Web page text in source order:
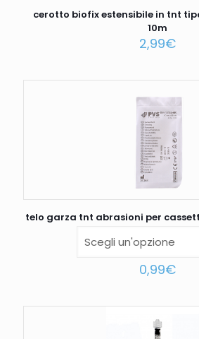
cerotto biofix estensibile in tnt
10m
2,99€
telo garza tnt abrasioni per
0,99€